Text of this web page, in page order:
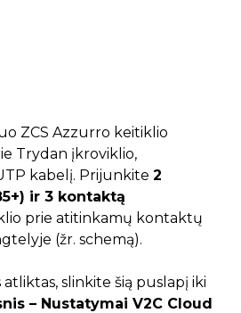
ZCS Azzurro keitiklio
Trydan įkroviklio,
kabelį. Prijunkite 2
ir 3 kontaktą
prie atitinkamų kontaktų
(žr. schemą).
atliktas, slinkite šią puslapį iki
– Nustatymai V2C Cloud